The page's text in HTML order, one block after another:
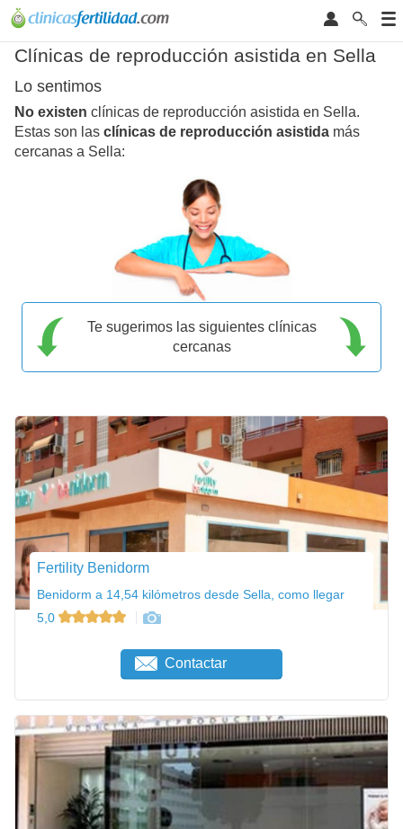
Clínicas de reproducción asistida en Sella
Lo sentimos
No existen clínicas de reproducción asistida en Sella.
Estas son las clínicas de reproducción asistida más
cercanas a Sella:
Te sugerimos las siguientes clínicas
cercanas
Fertility Benidorm
Benidorm a 14,54 kilómetros desde Sella, como llegar
5,0
Contactar